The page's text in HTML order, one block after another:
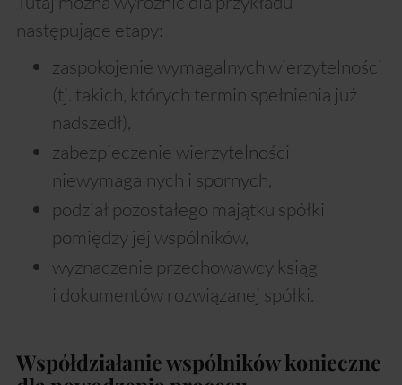
następujące etapy:
zaspokojenie wymagalnych wierzytelności
(tj. takich, których termin spełnienia już
nadszedł),
zabezpieczenie wierzytelności
niewymagalnych i spornych,
podział pozostałego majątku spółki
pomiędzy jej wspólników,
wyznaczenie przechowawcy ksiąg
i dokumentów rozwiązanej spółki.
Współdziałanie wspólników konieczne